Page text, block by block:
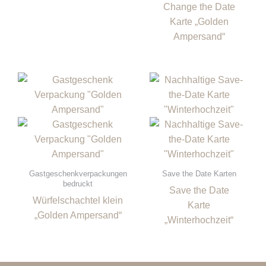
Change the Date
Karte „Golden
Ampersand“
Gastgeschenkverpackungen
bedruckt
Würfelschachtel klein
„Golden Ampersand“
Save the Date Karten
Save the Date
Karte
„Winterhochzeit“